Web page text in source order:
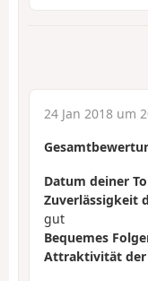
24 Jan 2018 um
Datum deiner
Zuverlässigkeit
gut
Bequemes
Attraktivität der